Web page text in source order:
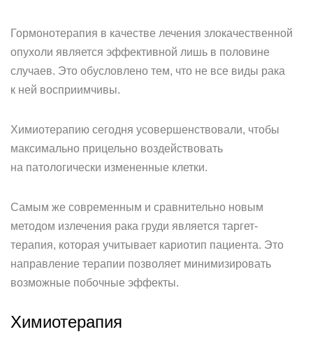
Гормонотерапия в качестве лечения злокачественной
опухоли является эффективной лишь в половине
случаев. Это обусловлено тем, что не все виды рака
к ней восприимчивы.
Химиотерапию сегодня усовершенствовали, чтобы
максимально прицельно воздействовать
на патологически измененные клетки.
Самым же современным и сравнительно новым
методом излечения рака груди является таргет-
терапия, которая учитывает кариотип пациента. Это
направление терапии позволяет минимизировать
возможные побочные эффекты.
Химиотерапия